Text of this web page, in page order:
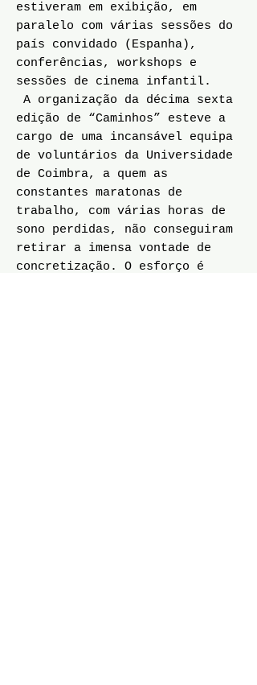
estiveram em exibição, em
paralelo com várias sessões do
país convidado (Espanha),
conferências, workshops e
sessões de cinema infantil.
A organização da décima sexta
edição de “Caminhos” esteve a
cargo de uma incansável equipa
de voluntários da Universidade
de Coimbra, a quem as
constantes maratonas de
trabalho, com várias horas de
sono perdidas, não conseguiram
retirar a imensa vontade de
concretização. O esforço é